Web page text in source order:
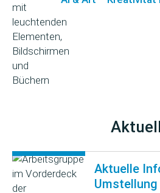
Aktuell
Aktuelle
Umstellung